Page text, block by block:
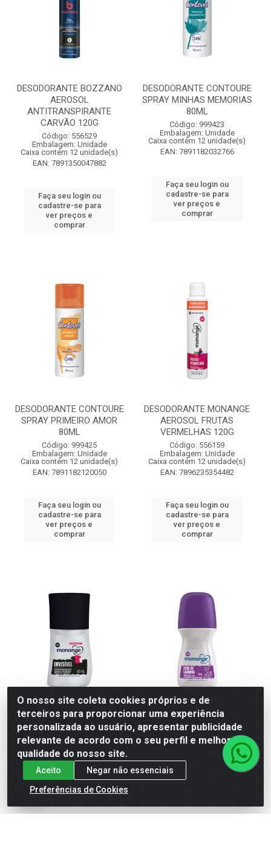
DESODORANTE BOZZANO
AEROSOL
ANTITRANSPIRANTE
CARVÃO 120G
Código: 556529
Embalagem: Unidade
Caixa contém 12 unidade(s)
EAN: 7891350047882
Faça seu login ou
cadastre-se para
ver preços e
comprar
DESODORANTE CONTOURE
SPRAY MINHAS MEMORIAS
80ML
Código: 999423
Embalagem: Unidade
Caixa contém 12 unidade(s)
EAN: 7891182032766
Faça seu login ou
cadastre-se para
ver preços e
comprar
DESODORANTE CONTOURE
SPRAY PRIMEIRO AMOR
80ML
Código: 999425
Embalagem: Unidade
Caixa contém 12 unidade(s)
EAN: 7891182120050
Faça seu login ou
cadastre-se para
ver preços e
comprar
DESODORANTE MONANGE
AEROSOL FRUTAS
VERMELHAS 120G
Código: 556159
Embalagem: Unidade
Caixa contém 12 unidade(s)
EAN: 7896235354482
Faça seu login ou
cadastre-se para
ver preços e
comprar
DESODORANTE MONANGE
ROLL-ON
ANTITRANSPIRANTE
INVISIVEL 60ML
Código: 550774
Embalagem: Unidade
Caixa contém 12 unidade(s)
EAN: 7898919412471
DESODORANTE MONANGE
ROLL-ON
ANTITRANSPIRANTE FLOR
DE LAVANDA...
Embalagem: Unidade
Caixa contém 12 unidade(s)
O nosso site coleta cookies próprios e de
terceiros para proporcionar uma experiência
personalizada ao usuário, apresentar publicidade
relevante de acordo com o seu perfil e melhorar a
qualidade do nosso site.
Aceito
Negar não essenciais
Preferências de Cookies